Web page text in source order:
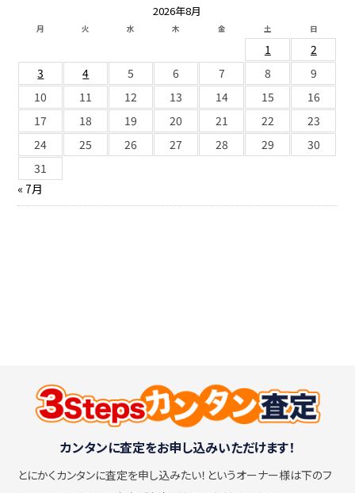
2026年8月
月 火 水 木 金 土 日
1
2
3
4 5 6 7 8
9
10
11 12 13 14 15
16
17
18 19 20 21 22
23
24
25 26 27 28 29
30
31
« 7月
カンタンに査定をお申し込みいただけます！
とにかくカンタンに査定を申し込みたい！ というオーナー様は下のフ